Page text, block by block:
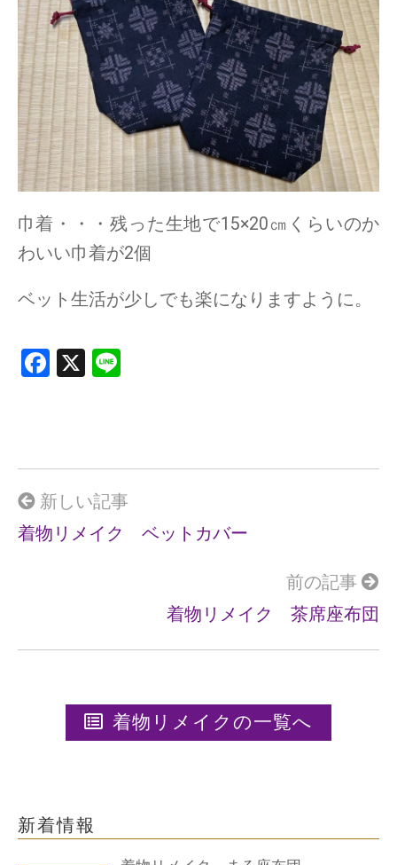
巾着・・・残った生地で15×20㎝くらいのか
わいい巾着が2個
ベット生活が少しでも楽になりますように。
F
o
o
k
X
新しい記事
着物リメイク ベットカバー
前の記事
着物リメイク 茶席座布団
着物リメイクの一覧へ
新着情報